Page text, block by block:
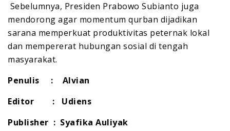
‎ ‎Sebelumnya, Presiden Prabowo Subianto juga
mendorong agar momentum qurban dijadikan
sarana memperkuat produktivitas peternak lokal
dan mempererat hubungan sosial di tengah
masyarakat.
Penulis : Alvian
Editor : Udiens
Publisher : Syafika Auliyak